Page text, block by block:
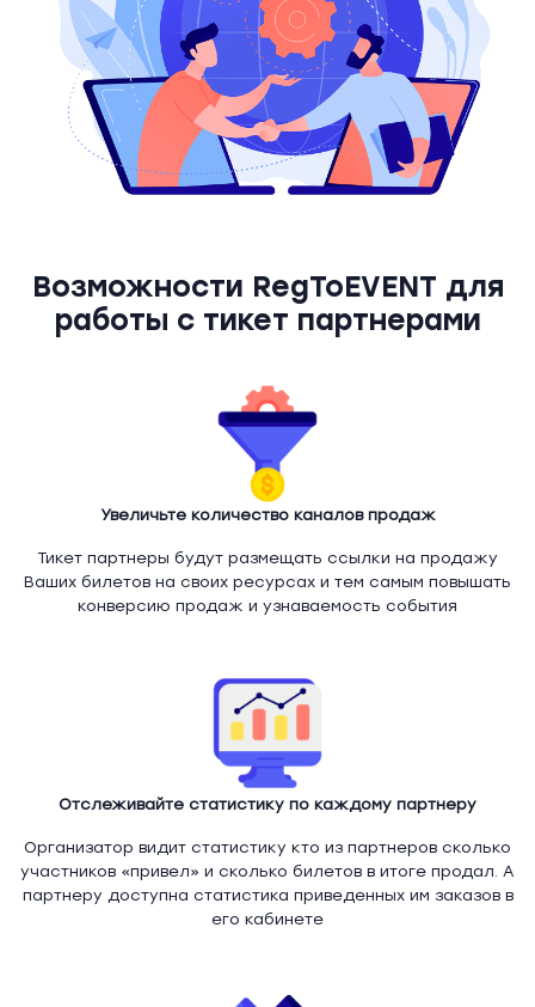
Возможности RegToEVENT для
работы с тикет партнерами
Увеличьте количество каналов продаж
Тикет партнеры будут размещать ссылки на продажу
Ваших билетов на своих ресурсах и тем самым повышать
конверсию продаж и узнаваемость события
Отслеживайте статистику по каждому партнеру
Организатор видит статистику кто из партнеров сколько
участников «привел» и сколько билетов в итоге продал. А
партнеру доступна статистика приведенных им заказов в
его кабинете